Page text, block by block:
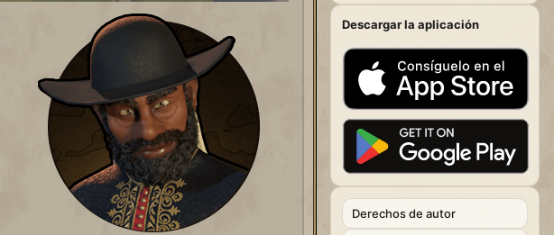
Descargar la aplicación
Derechos de autor